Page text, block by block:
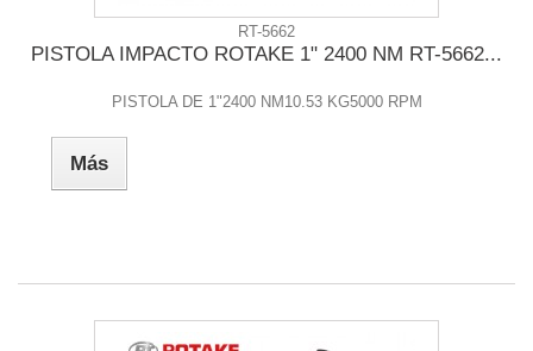
RT-5662
PISTOLA IMPACTO ROTAKE 1" 2400 NM RT-5662...
PISTOLA DE 1"2400 NM10.53 KG5000 RPM
Más